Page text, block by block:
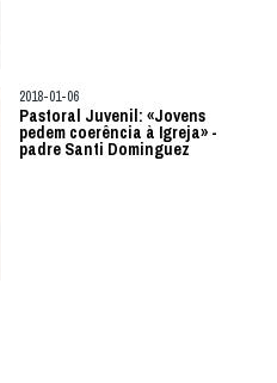
2018-01-06
Pastoral Juvenil: «Jovens
pedem coerência à Igreja» -
padre Santi Dominguez